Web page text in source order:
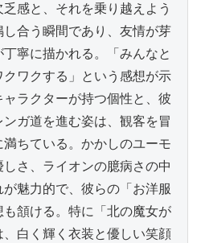
感と、それを乗り越えよう
合う瞬間であり、友情が芽
寧に描かれる。「みんなと
ワクする」という感想が示
ラクターが持つ個性と、彼
ガ道を進む姿は、観客を冒
ちている。かかしのユーモ
さ、ライオンの臆病さの中
魅力的で、彼らの「お洋服
頷ける。特に「北の魔女が
白く輝く衣装と優しい笑顔